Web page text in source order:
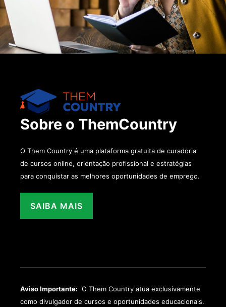
Sobre o ThemCountry
O Them Country é uma plataforma gratuita de curadoria
de cursos online, orientação profissional e estratégias
para conquistar as melhores oportunidades de emprego.
SAIBA MAIS
Aviso Importante: O Them Country atua exclusivamente
como divulgador de cursos e oportunidades educacionais.